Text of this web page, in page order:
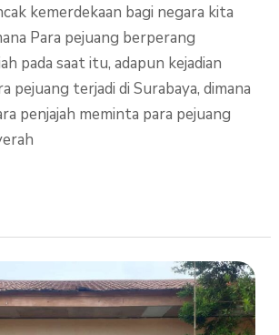
kemerdekaan bagi negara kita
Para pejuang berperang
pada saat itu, adapun kejadian
pejuang terjadi di Surabaya, dimana
penjajah meminta para pejuang